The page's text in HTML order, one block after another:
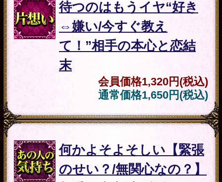
強制特定/完璧一致◆今あ
なたと交際＆結婚したい
異性（顔/歳/財職）
会員価格1,320円(税込)
通常価格1,650円(税込)
結婚 ホクロの位置も名も当て
る【あなたの運命伴侶と